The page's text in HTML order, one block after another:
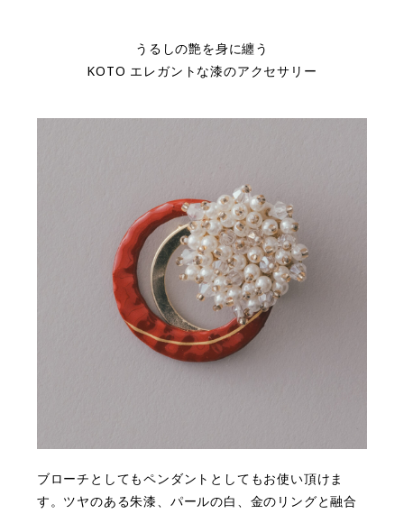
うるしの艶を身に纏う
KOTO エレガントな漆のアクセサリー
ブローチとしてもペンダントとしてもお使い頂けま
す。ツヤのある朱漆、パールの白、金のリングと融合